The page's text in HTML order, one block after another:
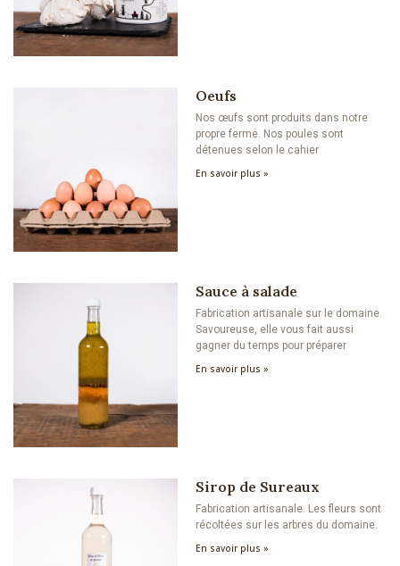
Oeufs
Nos œufs sont produits dans notre
propre ferme. Nos poules sont
détenues selon le cahier
En savoir plus »
Sauce à salade
Fabrication artisanale sur le domaine.
Savoureuse, elle vous fait aussi
gagner du temps pour préparer
En savoir plus »
Sirop de Sureaux
Fabrication artisanale. Les fleurs sont
récoltées sur les arbres du domaine.
En savoir plus »